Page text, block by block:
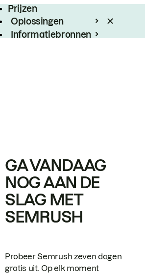
Prijzen
Oplossingen
Informatiebronnen
GA VANDAAG
NOG AAN DE
SLAG MET
SEMRUSH
Probeer Semrush zeven dagen
gratis uit. Op elk moment